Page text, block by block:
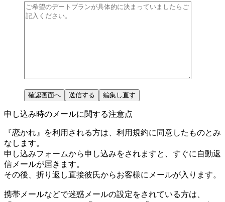
申し込み時のメールに関する注意点
『恋かれ』を利用される方は、利用規約に同意したものとみ
なします。
申し込みフォームから申し込みをされますと、すぐに自動返
信メールが届きます。
その後、折り返し直接彼氏からお客様にメールが入ります。
携帯メールなどで迷惑メールの設定をされている方は、